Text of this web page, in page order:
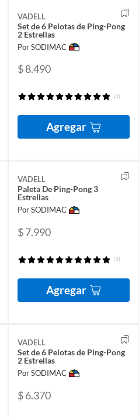
VADELL
Set de 6 Pelotas de Ping-Pong
2 Estrellas
Por SODIMAC
$ 8.490
(1)
Agregar
VADELL
Paleta De Ping-Pong 3
Estrellas
Por SODIMAC
$ 7.990
(1)
Agregar
VADELL
Set de 6 Pelotas de Ping-Pong
2 Estrellas
Por SODIMAC
$ 6.370